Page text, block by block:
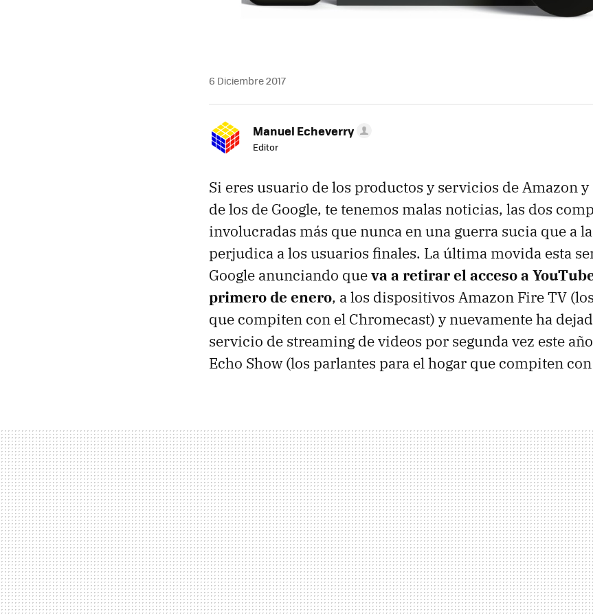
6 Diciembre 2017
Manuel Echeverry
Editor
Si eres usuario de los productos y servicios de Amazon
de los de Google, te tenemos malas noticias, las dos
involucradas más que nunca en una guerra sucia que a
perjudica a los usuarios finales. La última movida esta
Google anunciando queva a retirar el acceso a
primero de enero, a los dispositivos Amazon Fire TV
que compiten con el Chromecast) y nuevamente ha
servicio de streaming de videos por segunda vez este
Echo Show (los parlantes para el hogar que compiten